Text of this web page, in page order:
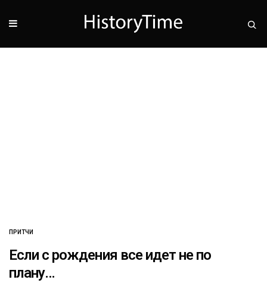
ПРИТЧИ
Если с рождения все идет не по
плану…